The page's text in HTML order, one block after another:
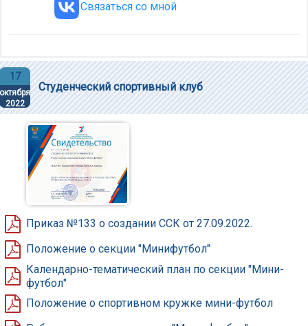
Связаться со мной
17
октября
2022
Студенческий спортивный клуб
Приказ №133 о создании ССК от 27.09.2022.
Положение о секции "Минифутбол"
Календарно-тематический план по секции "Мини-
футбол"
Положение о спортивном кружке мини-футбол